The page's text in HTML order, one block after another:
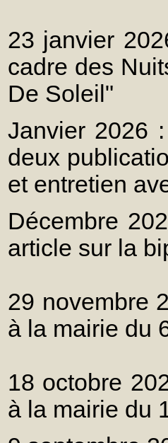
23 janvier
cadre des
De Soleil"
Janvier 2026
deux
et entretien
Décembre
article sur la
29 novembre
à la mairie du
18 octobre
à la mairie du